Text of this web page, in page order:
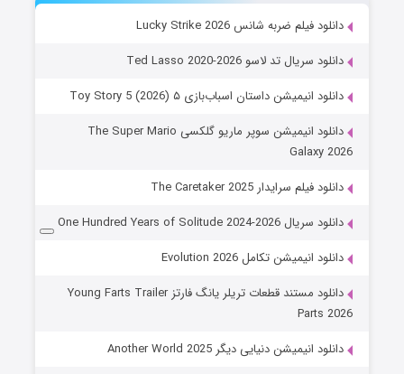
دانلود فیلم ضربه شانس Lucky Strike 2026
دانلود سریال تد لاسو Ted Lasso 2020-2026
دانلود انیمیشن داستان اسباب‌بازی ۵ Toy Story 5 (2026)
دانلود انیمیشن سوپر ماریو گلکسی The Super Mario
Galaxy 2026
دانلود فیلم سرایدار The Caretaker 2025
دانلود سریال One Hundred Years of Solitude 2024-2026
دانلود انیمیشن تکامل Evolution 2026
دانلود مستند قطعات تریلر یانگ فارتز Young Farts Trailer
Parts 2026
دانلود انیمیشن دنیایی دیگر Another World 2025